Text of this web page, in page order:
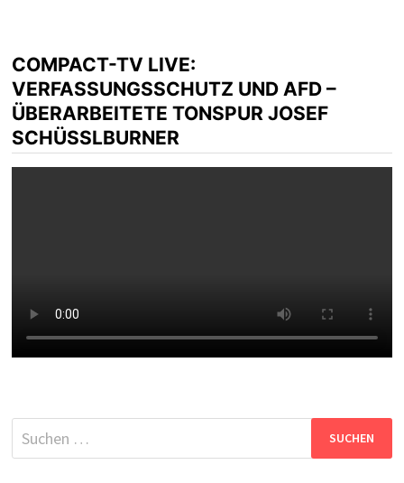
COMPACT-TV LIVE:
VERFASSUNGSSCHUTZ UND AFD –
ÜBERARBEITETE TONSPUR JOSEF
SCHÜSSLBURNER
Suchen
nach: